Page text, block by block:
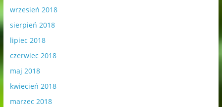
wrzesień 2018
sierpień 2018
lipiec 2018
czerwiec 2018
maj 2018
kwiecień 2018
marzec 2018